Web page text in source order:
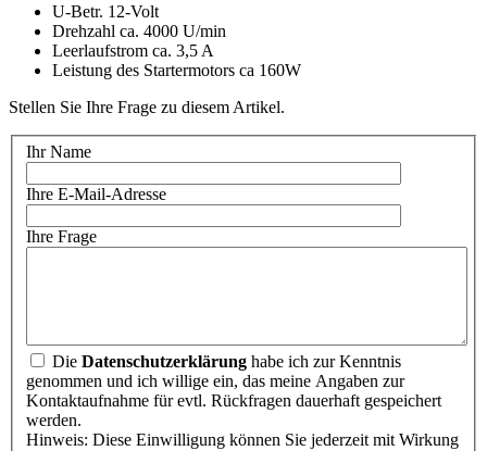
U-Betr. 12-Volt
Drehzahl ca. 4000 U/min
Leerlaufstrom ca. 3,5 A
Leistung des Startermotors ca 160W
Stellen Sie Ihre Frage zu diesem Artikel.
Ihr Name
Ihre E-Mail-Adresse
Ihre Frage
Die Datenschutzerklärung habe ich zur Kenntnis
genommen und ich willige ein, das meine Angaben zur
Kontaktaufnahme für evtl. Rückfragen dauerhaft gespeichert
werden.
Hinweis: Diese Einwilligung können Sie jederzeit mit Wirkung